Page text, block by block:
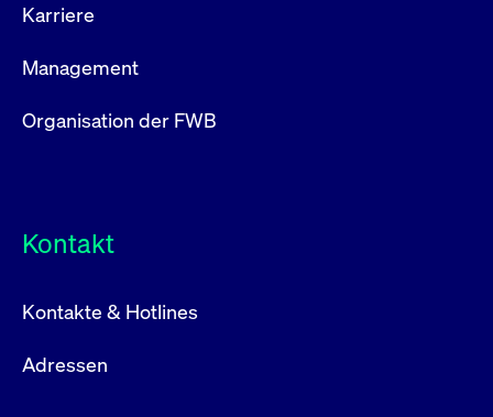
Karriere
Management
Organisation der FWB
Kontakt
Kontakte & Hotlines
Adressen